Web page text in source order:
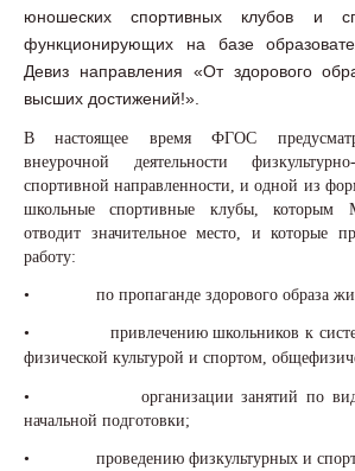
юношеских спортивных клубов и
функционирующих на базе
Девиз направления «От здорового
высших достижений!».
В настоящее время ФГОС
внеурочной деятельности
спортивной направленности, и одной из
школьные спортивные клубы, которым
отводит значительное место, и которые
работу:
• по пропаганде здорового образа
• привлечению школьников к
физической культурой и спортом,
• организации занятий по видам
начальной подготовки;
• проведению физкультурных и